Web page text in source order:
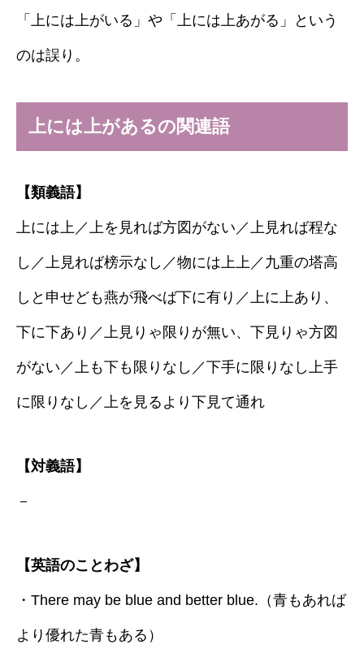
「上には上がいる」や「上には上あがる」という
のは誤り。
上には上があるの関連語
【類義語】
上には上／上を見れば方図がない／上見れば程な
し／上見れば榜示なし／物には上上／九重の塔高
しと申せども燕が飛べば下に有り／上に上あり、
下に下あり／上見りゃ限りが無い、下見りゃ方図
がない／上も下も限りなし／下手に限りなし上手
に限りなし／上を見るより下見て通れ
【対義語】
－
【英語のことわざ】
・There may be blue and better blue.（青もあれば
より優れた青もある）